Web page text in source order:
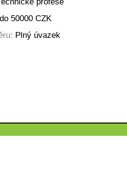
50000 CZK
Plný úvazek